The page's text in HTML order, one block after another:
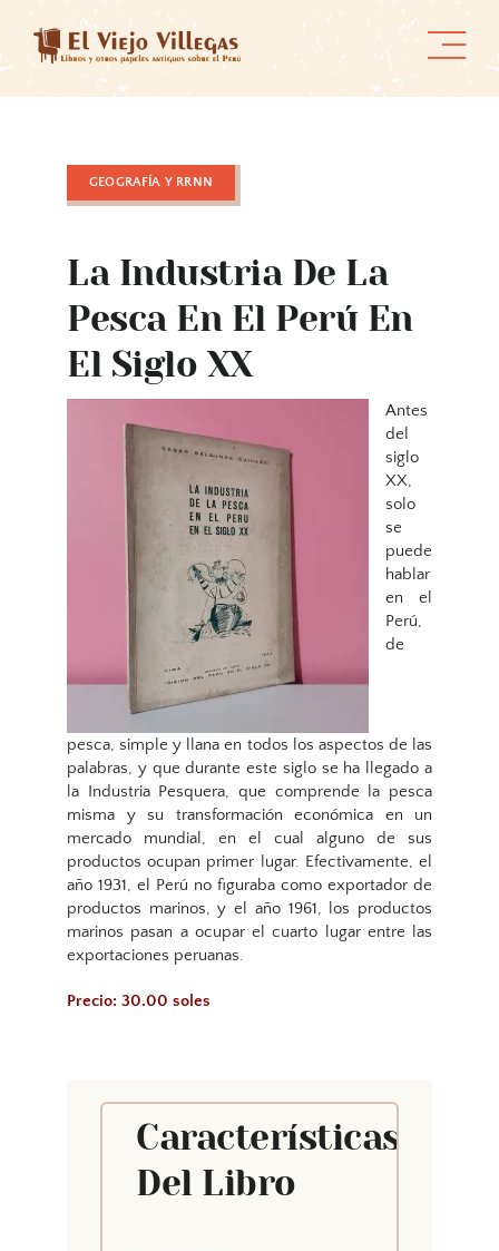
content
GEOGRAFÍA Y RRNN
La Industria De La
Pesca En El Perú En
El Siglo XX
Antes
del
siglo
XX,
solo
se
puede
hablar
en el
Perú,
de
pesca, simple y llana en todos los aspectos de las
palabras, y que durante este siglo se ha llegado a
la Industria Pesquera, que comprende la pesca
misma y su transformación económica en un
mercado mundial, en el cual alguno de sus
productos ocupan primer lugar. Efectivamente, el
año 1931, el Perú no figuraba como exportador de
productos marinos, y el año 1961, los productos
marinos pasan a ocupar el cuarto lugar entre las
exportaciones peruanas.
Precio: 30.00 soles
Características
Del Libro